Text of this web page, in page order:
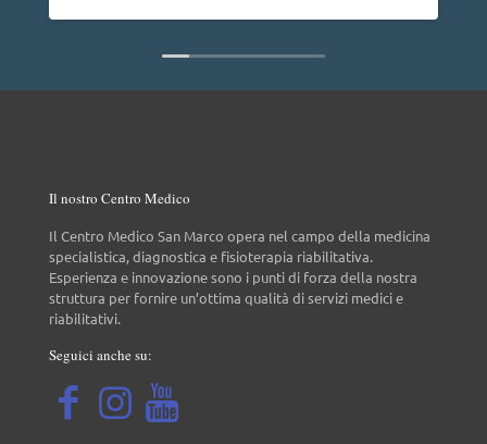
Il nostro Centro Medico
Il Centro Medico San Marco opera nel campo della medicina
specialistica, diagnostica e fisioterapia riabilitativa.
Esperienza e innovazione sono i punti di forza della nostra
struttura per fornire un’ottima qualità di servizi medici e
riabilitativi.
Seguici anche su: